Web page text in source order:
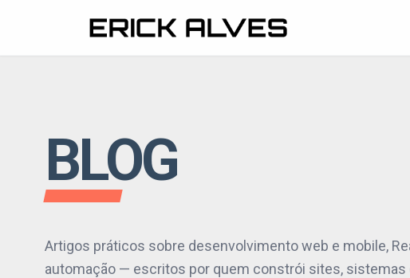
NAVEGAÇÃO
PORTFOLIO
CLIENTES
BLOG
BLOG
Artigos práticos sobre desenvolvimento web e mobile,
automação — escritos por quem constrói sites, sistemas